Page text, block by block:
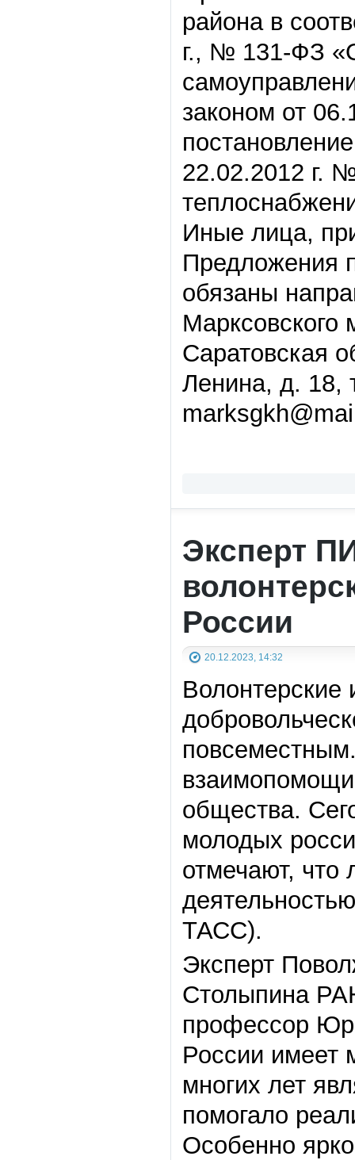
района в
г., № 131-ФЗ
законом от
22.02.2012 г.
Иные лица,
Предложения
обязаны
Марксовского
Саратовская
Ленина, д. 18,
Эксперт
России
20.12.2023, 14:32
Волонтерские
взаимопомощи
общества.
молодых
отмечают, что
ТАСС).
Эксперт
Столыпина
профессор
России имеет
многих лет
помогало
Особенно